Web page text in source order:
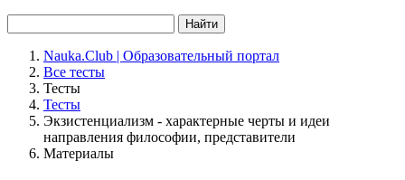
Найти
Nauka.Club | Образовательный портал
Все тесты
Тесты
Тесты
Экзистенциализм - характерные черты и идеи
направления философии, представители
Материалы